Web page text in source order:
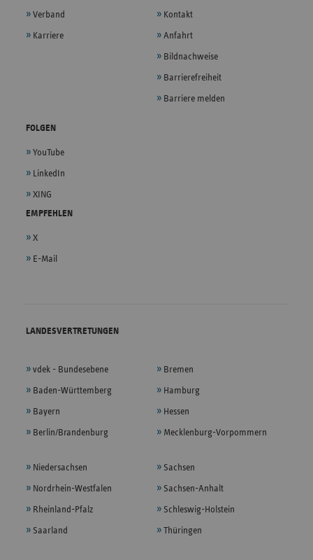
Verband
Karriere
Kontakt
Anfahrt
Bildnachweise
Barrierefreiheit
Barriere melden
FOLGEN
YouTube
LinkedIn
XING
EMPFEHLEN
X
E-Mail
LANDESVERTRETUNGEN
vdek - Bundesebene
Baden-Württemberg
Bayern
Berlin/Brandenburg
Bremen
Hamburg
Hessen
Mecklenburg-Vorpommern
Niedersachsen
Nordrhein-Westfalen
Rheinland-Pfalz
Saarland
Sachsen
Sachsen-Anhalt
Schleswig-Holstein
Thüringen